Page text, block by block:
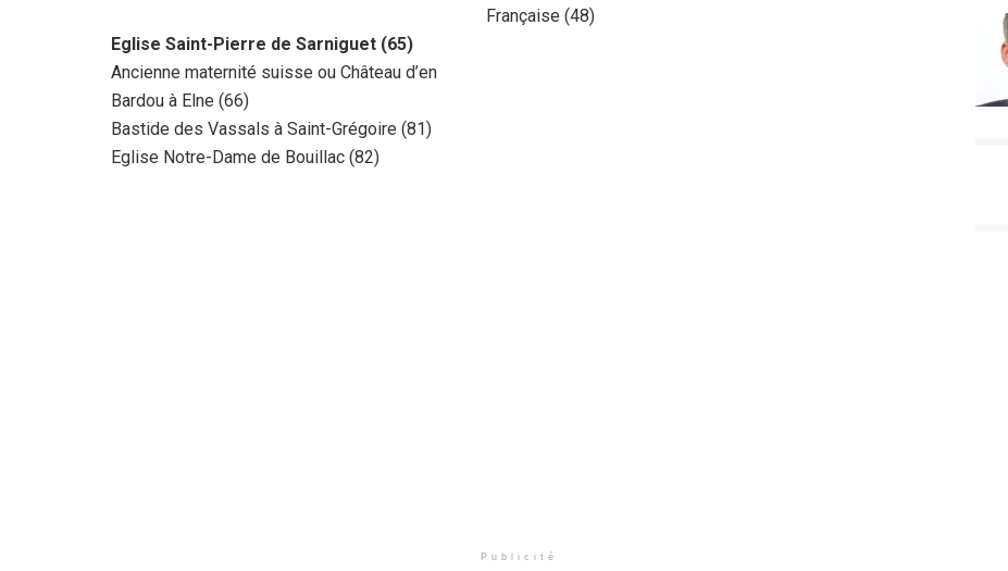
Française (48)
Eglise Saint-Pierre de Sarniguet (65)
Ancienne maternité suisse ou Château d’en
Bardou à Elne (66)
Bastide des Vassals à Saint-Grégoire (81)
Eglise Notre-Dame de Bouillac (82)
Publicité